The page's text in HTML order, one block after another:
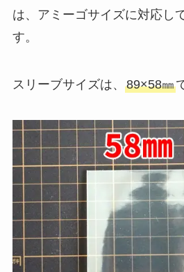
は、アミーゴサイズに対応し
す。
スリーブサイズは、 89×58㎜